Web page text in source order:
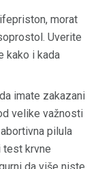
morat
Uverite
kako i kada
imate zakazani
velike važnosti
pilula
test krvne
da više niste